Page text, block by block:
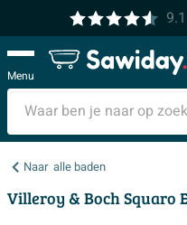
9.1
Menu
Naar alle baden